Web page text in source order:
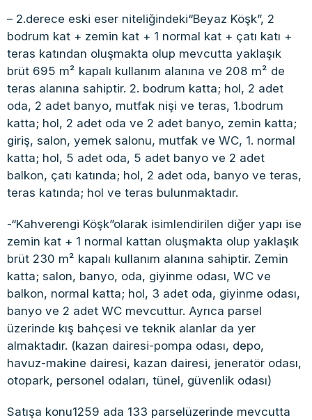
– 2.derece eski eser niteliğindeki“Beyaz Köşk”, 2
bodrum kat + zemin kat + 1 normal kat + çatı katı +
teras katından oluşmakta olup mevcutta yaklaşık
brüt 695 m² kapalı kullanım alanına ve 208 m² de
teras alanına sahiptir. 2. bodrum katta; hol, 2 adet
oda, 2 adet banyo, mutfak nişi ve teras, 1.bodrum
katta; hol, 2 adet oda ve 2 adet banyo, zemin katta;
giriş, salon, yemek salonu, mutfak ve WC, 1. normal
katta; hol, 5 adet oda, 5 adet banyo ve 2 adet
balkon, çatı katında; hol, 2 adet oda, banyo ve teras,
teras katında; hol ve teras bulunmaktadır.
-“Kahverengi Köşk”olarak isimlendirilen diğer yapı ise
zemin kat + 1 normal kattan oluşmakta olup yaklaşık
brüt 230 m² kapalı kullanım alanına sahiptir. Zemin
katta; salon, banyo, oda, giyinme odası, WC ve
balkon, normal katta; hol, 3 adet oda, giyinme odası,
banyo ve 2 adet WC mevcuttur. Ayrıca parsel
üzerinde kış bahçesi ve teknik alanlar da yer
almaktadır. (kazan dairesi-pompa odası, depo,
havuz-makine dairesi, kazan dairesi, jeneratör odası,
otopark, personel odaları, tünel, güvenlik odası)
Satışa konu1259 ada 133 parselüzerinde mevcutta